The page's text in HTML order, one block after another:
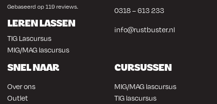
Gebaseerd op 119 reviews.
LEREN LASSEN
TIG Lascursus
MIG/MAG lascursus
0318 – 613 233
info@rustbuster.nl
SNEL NAAR
Over ons
Outlet
CURSUSSEN
MIG/MAG lascursus
TIG lascursus